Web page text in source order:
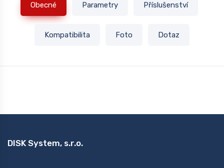
Obecné Parametry Příslušenství
Kompatibilita Foto Dotaz
DISK System, s.r.o.